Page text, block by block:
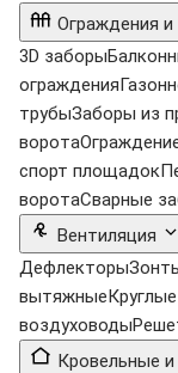
Ограждения
3D заборы
ограждения
трубыЗаборы из
ворота
спорт площадок
воротаСварные
Вентиляция
Дефлекторы
вытяжные
воздуховоды
Кровельные